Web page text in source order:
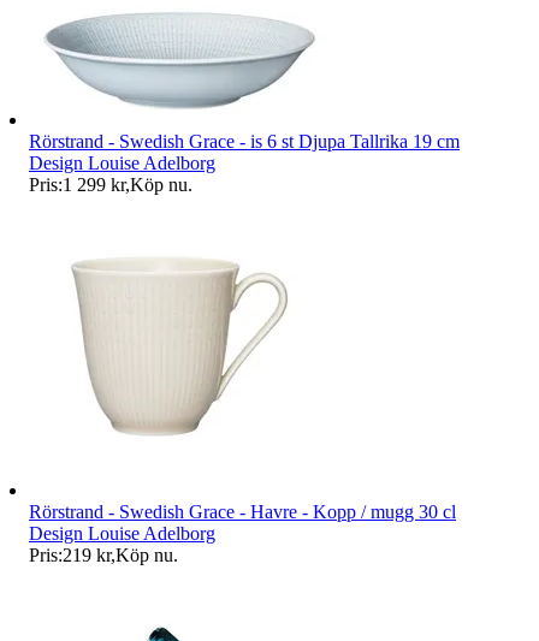
Rörstrand - Swedish Grace - is 6 st Djupa Tallrika 19 cm
Design Louise Adelborg
Pris:1 299 kr,Köp nu.
Rörstrand - Swedish Grace - Havre - Kopp / mugg 30 cl
Design Louise Adelborg
Pris:219 kr,Köp nu.